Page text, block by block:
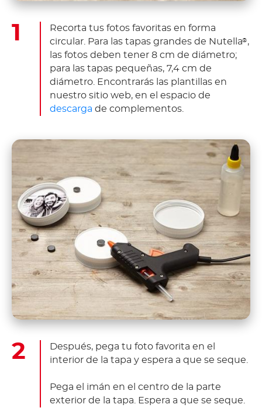
Recorta tus fotos favoritas en forma
circular. Para las tapas grandes de Nutella® ,
las fotos deben tener 8 cm de diámetro;
para las tapas pequeñas, 7,4 cm de
diámetro. Encontrarás las plantillas en
nuestro sitio web, en el espacio de
descarga de complementos.
Después, pega tu foto favorita en el
interior de la tapa y espera a que se seque.
Pega el imán en el centro de la parte
exterior de la tapa. Espera a que se seque.